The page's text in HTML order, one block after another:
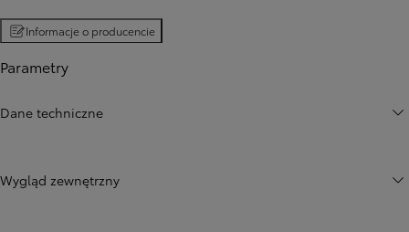
Informacje o producencie
Parametry
Dane techniczne
Wygląd zewnętrzny